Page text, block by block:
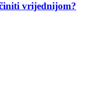
vrijednijom?